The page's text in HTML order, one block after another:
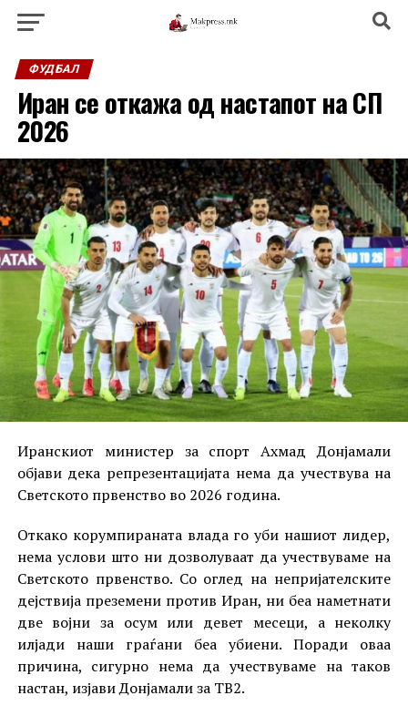
ФУДБАЛ
Иран се откажа од настапот на СП
2026
Иранскиот министер за спорт Ахмад Донјамали
објави дека репрезентацијата нема да учествува на
Светското првенство во 2026 година.
Откако корумпираната влада го уби нашиот лидер,
нема услови што ни дозволуваат да учествуваме на
Светското првенство. Со оглед на непријателските
дејствија преземени против Иран, ни беа наметнати
две војни за осум или девет месеци, а неколку
илјади наши граѓани беа убиени. Поради оваа
причина, сигурно нема да учествуваме на таков
настан, изјави Донјамали за ТВ2.